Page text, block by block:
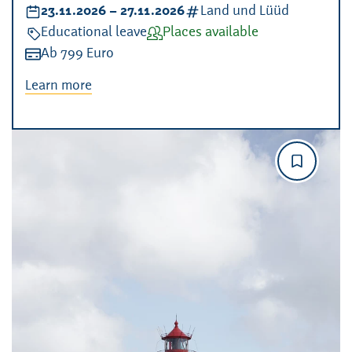
Datum:
23.11.2026 – bis
27.11.2026Kategorien:
Land und Lüüd
Veranstaltungsart:
Educational leaveVerfügbarkeit:
Places available
Kosten:
Ab 799 Euro
Learn more